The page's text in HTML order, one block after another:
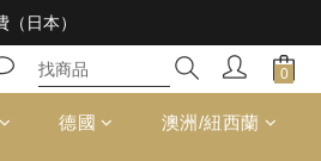
in the course of business
日本）
in the course of business
德國 澳洲/紐西蘭